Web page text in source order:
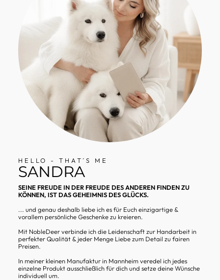
HELLO - THAT´S ME
SANDRA
SEINE FREUDE IN DER FREUDE DES ANDEREN FINDEN ZU
KÖNNEN, IST DAS GEHEIMNIS DES GLÜCKS.
... und genau deshalb liebe ich es für Euch einzigartige &
vorallem persönliche Geschenke zu kreieren.
Mit NobleDeer verbinde ich die Leidenschaft zur Handarbeit in
perfekter Qualität & jeder Menge Liebe zum Detail zu fairen
Preisen.
In meiner kleinen Manufaktur in Mannheim veredel ich jedes
einzelne Produkt ausschließlich für dich und setze deine Wünsche
individuell um.